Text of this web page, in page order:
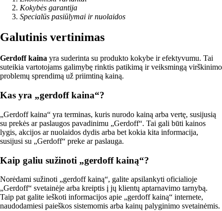
Kokybės garantija
Specialūs pasiūlymai ir nuolaidos
Galutinis vertinimas
Gerdoff kaina yra suderinta su produkto kokybe ir efektyvumu. Tai
suteikia vartotojams galimybę rinktis patikimą ir veiksmingą virškinimo
problemų sprendimą už priimtiną kainą.
Kas yra „gerdoff kaina“?
„Gerdoff kaina“ yra terminas, kuris nurodo kainą arba vertę, susijusią
su prekės ar paslaugos pavadinimu „Gerdoff“. Tai gali būti kainos
lygis, akcijos ar nuolaidos dydis arba bet kokia kita informacija,
susijusi su „Gerdoff“ preke ar paslauga.
Kaip galiu sužinoti „gerdoff kainą“?
Norėdami sužinoti „gerdoff kainą“, galite apsilankyti oficialioje
„Gerdoff“ svetainėje arba kreiptis į jų klientų aptarnavimo tarnybą.
Taip pat galite ieškoti informacijos apie „gerdoff kainą“ internete,
naudodamiesi paieškos sistemomis arba kainų palyginimo svetainėmis.